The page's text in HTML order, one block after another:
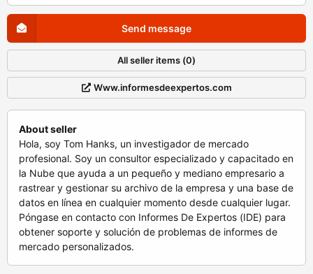
Send message
All seller items (0)
Www.informesdeexpertos.com
About seller
Hola, soy Tom Hanks, un investigador de mercado
profesional. Soy un consultor especializado y capacitado en
la Nube que ayuda a un pequeño y mediano empresario a
rastrear y gestionar su archivo de la empresa y una base de
datos en línea en cualquier momento desde cualquier lugar.
Póngase en contacto con Informes De Expertos (IDE) para
obtener soporte y solución de problemas de informes de
mercado personalizados.